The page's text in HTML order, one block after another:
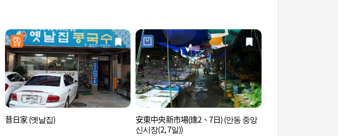
昔日家 (옛날집)
安東中央新市場(逢2、7日) (안동 중앙
신시장(2, 7일))